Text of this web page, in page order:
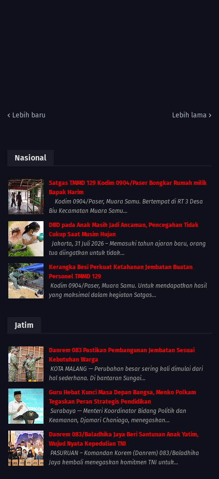
Lebih baru Lebih lama
Nasional
Satgas TMMD 129 Kodim 0904/Paser Bongkar Rumah milik
Bapak Harim
Kodim 0904/Paser, Muara Samu. Bertempat di RT 3 Desa
Biu Kecamatan Muara Samu...
DBD pada Anak Masih Jadi Ancaman, Pencegahan Tidak
Cukup Saat Musim Hujan
Jakarta, 31 Juli 2026 – Memasuki tahun ajaran baru, orang
tua diingatkan untuk tidak...
Kerangka Besi Perkuat Ketahanan Jembatan Buatan
Personel TMMD 129
Kodim 0904/Paser, Muara Samu. Untuk mendapatkan hasil
yang maksimal dalam kegiatan Satgas...
Jatim
Danrem 083 Pastikan Pembangunan Jembatan Sesuai
Kebutuhan Warga
KOTA MALANG — Perubahan besar sering kali dimulai dari
hal sederhana. Di bantaran Sungai...
Guru Hebat Kunci Masa Depan Bangsa, Menko Polkam
Tegaskan Peran Strategis Pendidikan
Surabaya — Menteri Koordinator Bidang Politik dan
Keamanan, Djamari Chaniago, menegaskan...
Danrem 083/Baladhika Jaya Beri Santunan Anak Yatim,
Wujud Nyata Kepedulian TNI
PASURUAN – Komandan Korem (Danrem) 083/Baladhika
Jaya kembali menegaskan komitmen TNI untuk...